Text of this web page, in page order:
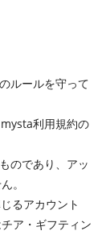
ルールを守って
利用規約の
のであり、アッ
。
るアカウント
ア・ギフティン